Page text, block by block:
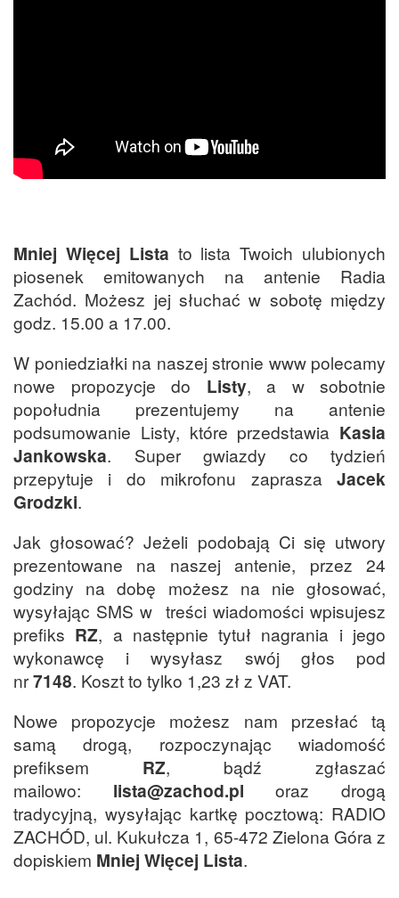
Mniej Więcej Lista to lista Twoich ulubionych
piosenek emitowanych na antenie Radia
Zachód. Możesz jej słuchać w sobotę między
godz. 15.00 a 17.00.
W poniedziałki na naszej stronie www polecamy
nowe propozycje do Listy, a w sobotnie
popołudnia prezentujemy na antenie
podsumowanie Listy, które przedstawia Kasia
Jankowska. Super gwiazdy co tydzień
przepytuje i do mikrofonu zaprasza Jacek
Grodzki.
Jak głosować? Jeżeli podobają Ci się utwory
prezentowane na naszej antenie, przez 24
godziny na dobę możesz na nie głosować,
wysyłając SMS w treści wiadomości wpisujesz
prefiks RZ, a następnie tytuł nagrania i jego
wykonawcę i wysyłasz swój głos pod
nr7148. Koszt to tylko 1,23 zł z VAT.
Nowe propozycje możesz nam przesłać tą
samą drogą, rozpoczynając wiadomość
prefiksem RZ, bądź zgłaszać
mailowo: lista@zachod.ploraz drogą
tradycyjną, wysyłając kartkę pocztową: RADIO
ZACHÓD, ul. Kukułcza 1, 65-472 Zielona Góra z
dopiskiem Mniej Więcej Lista.